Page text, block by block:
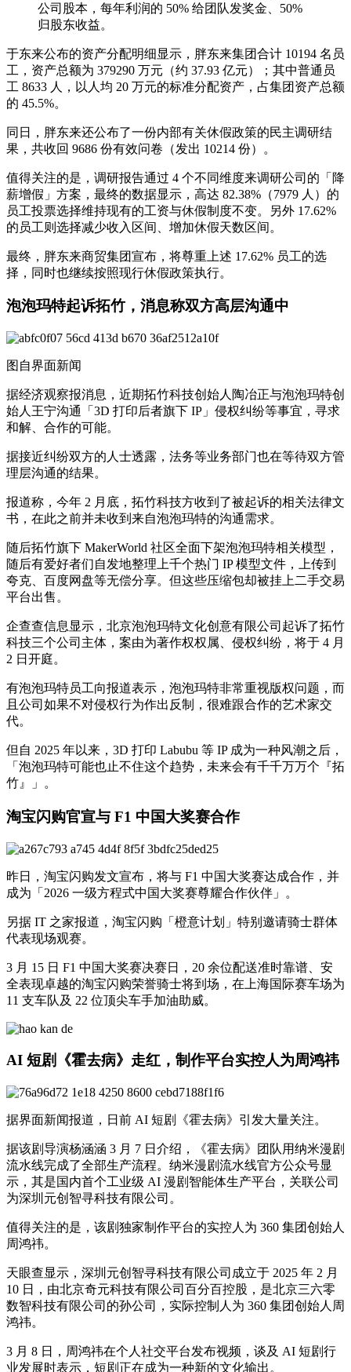
公司股本，每年利润的 50% 给团队发奖金、50%
归股东收益。
于东来公布的资产分配明细显示，胖东来集团合计 10194 名员
工，资产总额为 379290 万元（约 37.93 亿元）；其中普通员
工 8633 人，以人均 20 万元的标准分配资产，占集团资产总额
的 45.5%。
同日，胖东来还公布了一份内部有关休假政策的民主调研结
果，共收回 9686 份有效问卷（发出 10214 份）。
值得关注的是，调研报告通过 4 个不同维度来调研公司的「降
薪增假」方案，最终的数据显示，高达 82.38%（7979 人）的
员工投票选择维持现有的工资与休假制度不变。另外 17.62%
的员工则选择减少收入区间、增加休假天数区间。
最终，胖东来商贸集团宣布，将尊重上述 17.62% 员工的选
择，同时也继续按照现行休假政策执行。
泡泡玛特起诉拓竹，消息称双方高层沟通中
图自界面新闻
据经济观察报消息，近期拓竹科技创始人陶冶正与泡泡玛特创
始人王宁沟通「3D 打印后者旗下 IP」侵权纠纷等事宜，寻求
和解、合作的可能。
据接近纠纷双方的人士透露，法务等业务部门也在等待双方管
理层沟通的结果。
报道称，今年 2 月底，拓竹科技方收到了被起诉的相关法律文
书，在此之前并未收到来自泡泡玛特的沟通需求。
随后拓竹旗下 MakerWorld 社区全面下架泡泡玛特相关模型，
随后有爱好者们自发地整理上千个热门 IP 模型文件，上传到
夸克、百度网盘等无偿分享。但这些压缩包却被挂上二手交易
平台出售。
企查查信息显示，北京泡泡玛特文化创意有限公司起诉了拓竹
科技三个公司主体，案由为著作权权属、侵权纠纷，将于 4 月
2 日开庭。
有泡泡玛特员工向报道表示，泡泡玛特非常重视版权问题，而
且公司如果不对侵权行为作出反制，很难跟合作的艺术家交
代。
但自 2025 年以来，3D 打印 Labubu 等 IP 成为一种风潮之后，
「泡泡玛特可能也止不住这个趋势，未来会有千千万万个『拓
竹』」。
淘宝闪购官宣与 F1 中国大奖赛合作
昨日，淘宝闪购发文宣布，将与 F1 中国大奖赛达成合作，并
成为「2026 一级方程式中国大奖赛尊耀合作伙伴」。
另据 IT 之家报道，淘宝闪购「橙意计划」特别邀请骑士群体
代表现场观赛。
3 月 15 日 F1 中国大奖赛决赛日，20 余位配送准时靠谱、安
全表现卓越的淘宝闪购荣誉骑士将到场，在上海国际赛车场为
11 支车队及 22 位顶尖车手加油助威。
AI 短剧《霍去病》走红，制作平台实控人为周鸿祎
据界面新闻报道，日前 AI 短剧《霍去病》引发大量关注。
据该剧导演杨涵涵 3 月 7 日介绍，《霍去病》团队用纳米漫剧
流水线完成了全部生产流程。纳米漫剧流水线官方公众号显
示，其是国内首个工业级 AI 漫剧智能体生产平台，关联公司
为深圳元创智寻科技有限公司。
值得关注的是，该剧独家制作平台的实控人为 360 集团创始人
周鸿祎。
天眼查显示，深圳元创智寻科技有限公司成立于 2025 年 2 月
10 日，由北京奇元科技有限公司百分百控股，是北京三六零
数智科技有限公司的孙公司，实际控制人为 360 集团创始人周
鸿祎。
3 月 8 日，周鸿祎在个人社交平台发布视频，谈及 AI 短剧行
业发展时表示，短剧正在成为一种新的文化输出。